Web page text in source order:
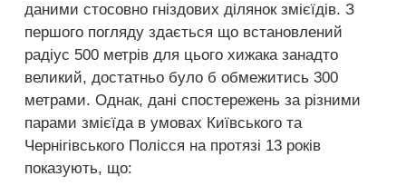
даними стосовно гніздових ділянок змієїдів. З
першого погляду здається що встановлений
радіус 500 метрів для цього хижака занадто
великий, достатньо було б обмежитись 300
метрами. Однак, дані спостережень за різними
парами змієїда в умовах Київського та
Чернігівського Полісся на протязі 13 років
показують, що: